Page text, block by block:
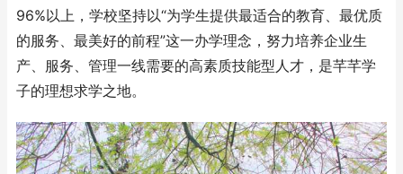
96%以上，学校坚持以“为学生提供最适合的教育、最优质
的服务、最美好的前程”这一办学理念，努力培养企业生
产、服务、管理一线需要的高素质技能型人才，是芊芊学
子的理想求学之地。